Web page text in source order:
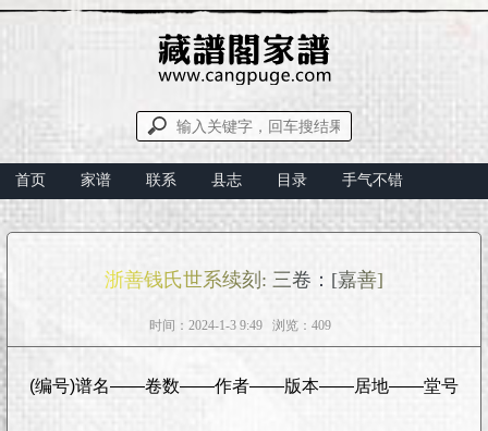
首页 家谱 联系 县志 目录 手气不错
浙善钱氏世系续刻: 三卷：[嘉善]
时间：2024-1-3 9:49 浏览：409
(编号)谱名——卷数——作者——版本——居地——堂号